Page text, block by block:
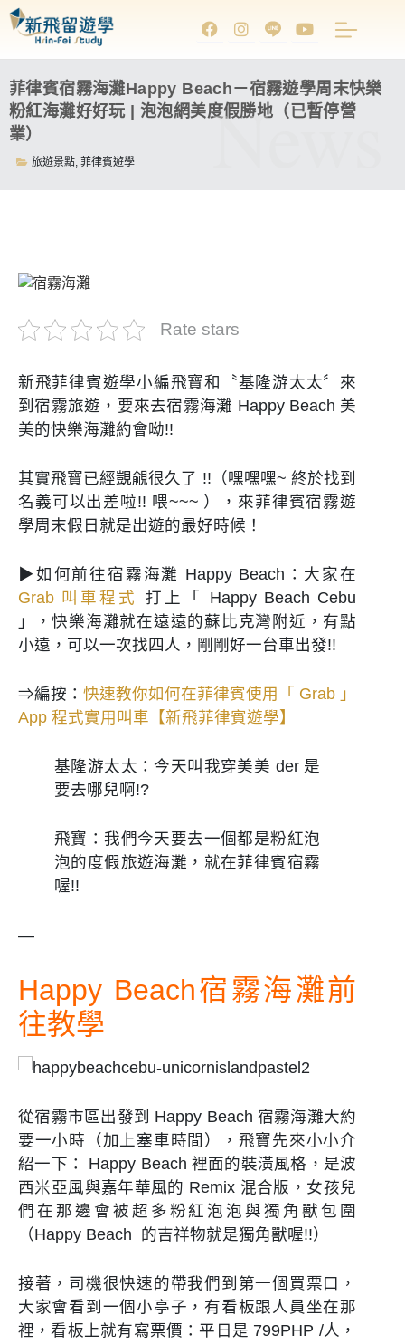
菲律賓宿霧海灘Happy Beach－宿霧遊學周末快樂
粉紅海灘好好玩 | 泡泡網美度假勝地（已暫停營
業）
旅遊景點, 菲律賓遊學 News
Rate stars
新飛菲律賓遊學小編飛寶和〝基隆游太太〞來
到宿霧旅遊，要來去宿霧海灘 Happy Beach 美
美的快樂海灘約會呦!!
其實飛寶已經覬覦很久了 !!（嘿嘿嘿~ 終於找到
名義可以出差啦!! 喂~~~ ），來菲律賓宿霧遊
學周末假日就是出遊的最好時候！
▶如何前往宿霧海灘 Happy Beach：大家在
Grab 叫車程式 打上「 Happy Beach Cebu
」，快樂海灘就在遠遠的蘇比克灣附近，有點
小遠，可以一次找四人，剛剛好一台車出發!!
⇒編按： 快速教你如何在菲律賓使用「 Grab 」
App 程式實用叫車【新飛菲律賓遊學】
基隆游太太：今天叫我穿美美 der 是
要去哪兒啊!?
飛寶：我們今天要去一個都是粉紅泡
泡的度假旅遊海灘，就在菲律賓宿霧
喔!!
—
Happy Beach宿霧海灘前
往教學
從宿霧市區出發到 Happy Beach 宿霧海灘大約
要一小時（加上塞車時間），飛寶先來小小介
紹一下： Happy Beach 裡面的裝潢風格，是波
西米亞風與嘉年華風的 Remix 混合版，女孩兒
們在那邊會被超多粉紅泡泡與獨角獸包圍
（Happy Beach 的吉祥物就是獨角獸喔!!）
接著，司機很快速的帶我們到第一個買票口，
大家會看到一個小亭子，有看板跟人員坐在那
裡，看板上就有寫票價： 平日是 799PHP /人，